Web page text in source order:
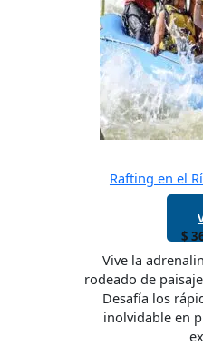
Rafting en el
$
Vive la
rodeado de
Desafía los
inolvidable en